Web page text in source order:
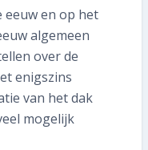
eeuw en op het
algemeen
over de
enigszins
van het dak
mogelijk